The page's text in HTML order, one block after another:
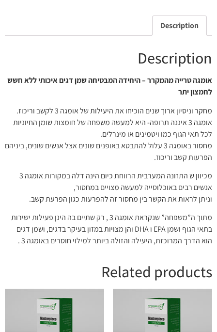
Description
Description
אומגה טרייה מהמקרר – היחידה המבטיחה שמן דגים איכותי ללא חשש
לחמצון יתר
מחקר וניסיון ארוך שנים הוכיחו את היעילות של אומגה 3 לקשב וריכוז.
אומגה 3 איננה תרופה- היא למעשה משפחה של חומצות שומן החיוניות
לכל תאי הגוף כמו ויטמינים או מינרלים.
מחסור באומגה 3 עלול להתבטא באופנים שונים אצל אנשים שונים, ביניהם
הפרעות קשב וריכוז.
מכיוון ש התזונה המערבית הרווחת כיום הינה דלה במקורות אומגה 3
אנשים רבים באוכלוסייה למעשה מצויים במחסור,
וניתן לראות את הקשר בין מחסור זה להפרעות כגון הפרעת קשב.
מתוך ה”משפחה” שנקראת אומגה 3 , רק שתיים בה הינן פעילות ישירות
בתאי הגוף ושמן EPA ו DHA והן מצויות במזון בעיקר בדגים, ושמן דגים
הוא הדרך המרוכזת, היעילה והזולה ביותר למילוי חוסרים באומגה 3 .
Related products